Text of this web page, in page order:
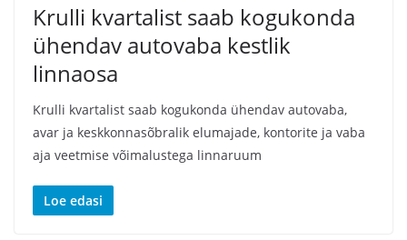
Krulli kvartalist saab kogukonda
ühendav autovaba kestlik
linnaosa
Krulli kvartalist saab kogukonda ühendav autovaba,
avar ja keskkonnasõbralik elumajade, kontorite ja vaba
aja veetmise võimalustega linnaruum
Loe edasi